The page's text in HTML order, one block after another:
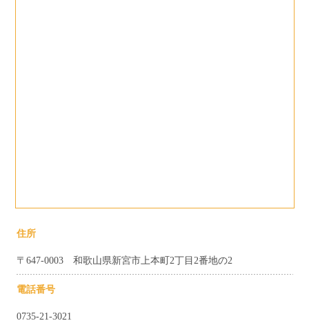
住所
〒647-0003 和歌山県新宮市上本町2丁目2番地の2
電話番号
0735-21-3021